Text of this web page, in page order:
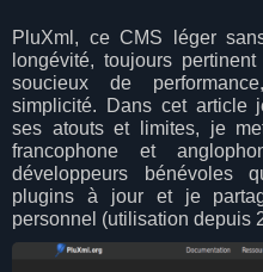
PluXml, ce CMS léger
longévité, toujours
soucieux de
simplicité. Dans cet article
ses atouts et limites, je
francophone et
développeurs bénévoles
plugins à jour et je
personnel (utilisation depuis